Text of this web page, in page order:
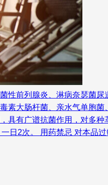
性前列腺炎、淋病奈瑟菌
素大肠杆菌、亲水气单胞
具有广谱抗菌作用，对多
日2次。 用药禁忌 对本品